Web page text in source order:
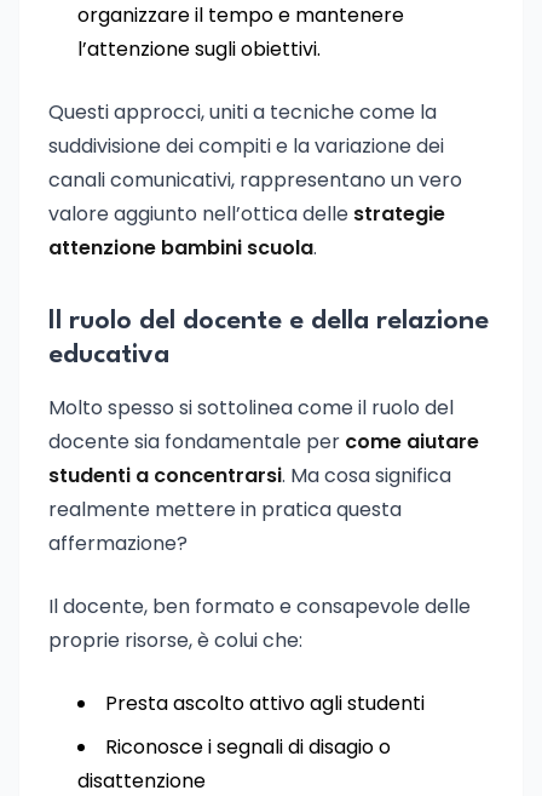
organizzare il tempo e mantenere
l’attenzione sugli obiettivi.
Questi approcci, uniti a tecniche come la
suddivisione dei compiti e la variazione dei
canali comunicativi, rappresentano un vero
valore aggiunto nell’ottica delle strategie
attenzione bambini scuola.
Il ruolo del docente e della relazione
educativa
Molto spesso si sottolinea come il ruolo del
docente sia fondamentale per come aiutare
studenti a concentrarsi. Ma cosa significa
realmente mettere in pratica questa
affermazione?
Il docente, ben formato e consapevole delle
proprie risorse, è colui che:
Presta ascolto attivo agli studenti
Riconosce i segnali di disagio o
disattenzione